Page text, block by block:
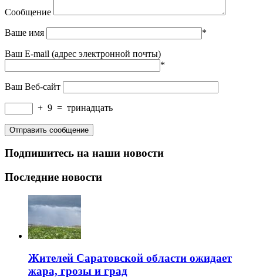
Сообщение
Ваше имя *
Ваш E-mail (адрес электронной почты)
*
Ваш Веб-сайт
+ 9 = тринадцать
Подпишитесь на наши новости
Последние новости
Жителей Саратовской области ожидает
жара, грозы и град